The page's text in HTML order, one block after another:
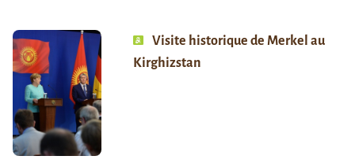
Visite historique de Merkel au
Kirghizstan